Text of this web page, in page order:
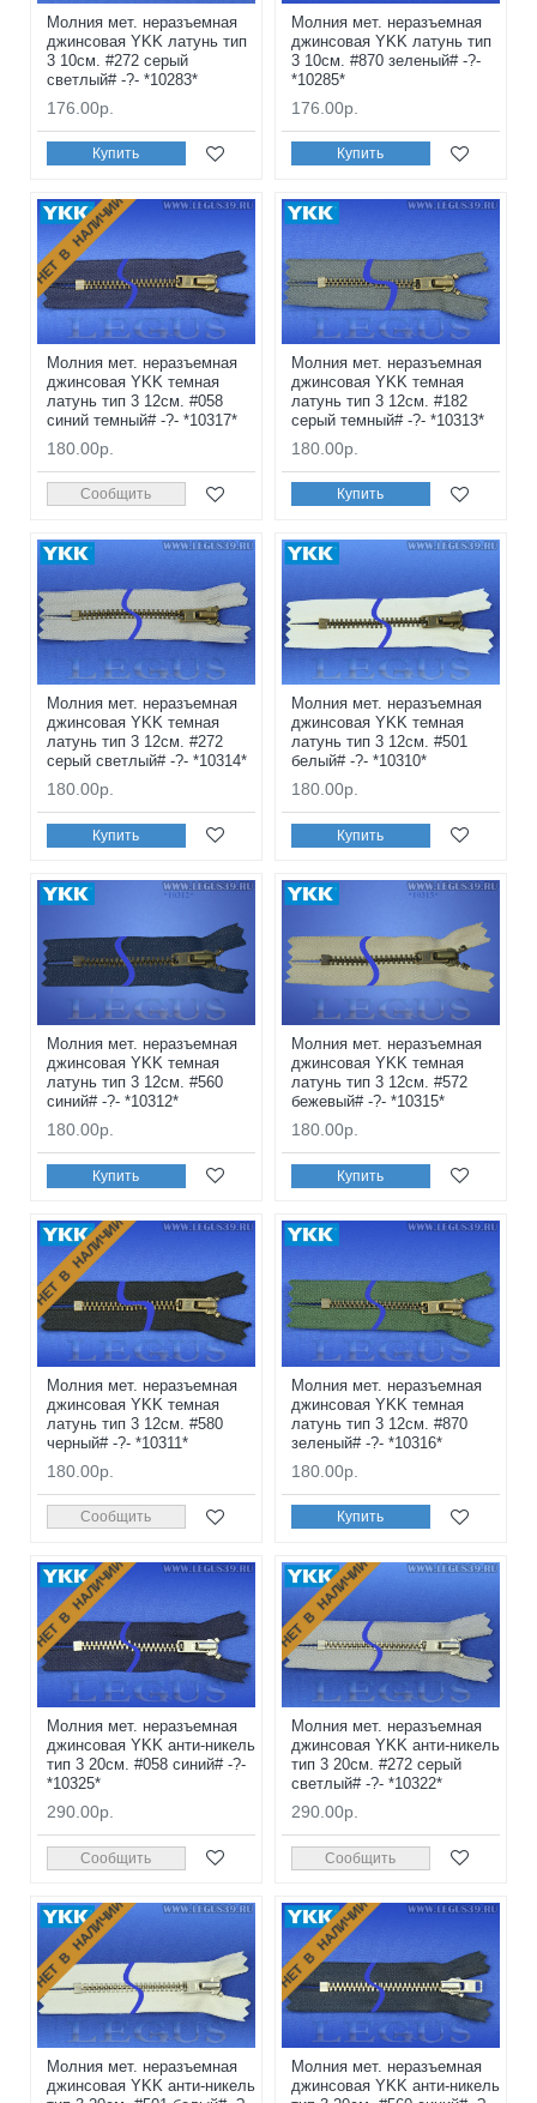
Молния мет. неразъемная
джинсовая YKK латунь тип
3 10см. #272 серый
светлый# -?- *10283*
176.00р.
Купить
Молния мет. неразъемная
джинсовая YKK латунь тип
3 10см. #870 зеленый# -?-
*10285*
176.00р.
Купить
НЕТ В НАЛИЧИИ
Молния мет. неразъемная
джинсовая YKK темная
латунь тип 3 12см. #058
синий темный# -?- *10317*
180.00р.
Сообщить
Молния мет. неразъемная
джинсовая YKK темная
латунь тип 3 12см. #182
серый темный# -?- *10313*
180.00р.
Купить
Молния мет. неразъемная
джинсовая YKK темная
латунь тип 3 12см. #272
серый светлый# -?- *10314*
180.00р.
Купить
Молния мет. неразъемная
джинсовая YKK темная
латунь тип 3 12см. #501
белый# -?- *10310*
180.00р.
Купить
Молния мет. неразъемная
джинсовая YKK темная
латунь тип 3 12см. #560
синий# -?- *10312*
180.00р.
Купить
Молния мет. неразъемная
джинсовая YKK темная
латунь тип 3 12см. #572
бежевый# -?- *10315*
180.00р.
Купить
НЕТ В НАЛИЧИИ
Молния мет. неразъемная
джинсовая YKK темная
латунь тип 3 12см. #580
черный# -?- *10311*
180.00р.
Сообщить
Молния мет. неразъемная
джинсовая YKK темная
латунь тип 3 12см. #870
зеленый# -?- *10316*
180.00р.
Купить
НЕТ В НАЛИЧИИ
Молния мет. неразъемная
джинсовая YKK анти-никель
тип 3 20см. #058 синий# -?-
*10325*
290.00р.
Сообщить
НЕТ В НАЛИЧИИ
Молния мет. неразъемная
джинсовая YKK анти-никель
тип 3 20см. #272 серый
светлый# -?- *10322*
290.00р.
Сообщить
НЕТ В НАЛИЧИИ
Молния мет. неразъемная
джинсовая YKK анти-никель
НЕТ В НАЛИЧИИ
Молния мет. неразъемная
джинсовая YKK анти-никель